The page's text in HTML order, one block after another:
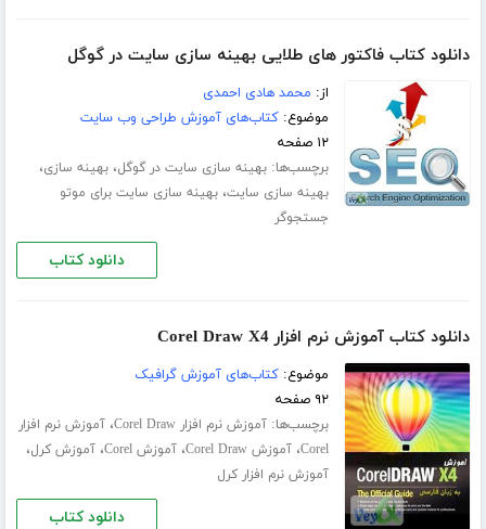
دانلود کتاب فاکتور های طلایی بهینه سازی سایت در گوگل
از: محمد هادی احمدی
موضوع:کتاب‌های آموزش طراحی وب سایت
۱۲ صفحه
برچسب‌ها:بهینه سازی سایت در گوگل،بهینه سازی،
بهینه سازی سایت،بهینه سازی سایت برای موتو
جستجوگر
دانلود کتاب
دانلود کتاب آموزش نرم افزار Corel Draw X4
موضوع:کتاب‌های آموزش گرافیک
۹۲ صفحه
برچسب‌ها:آموزش نرم افزار Corel Draw ،آموزش نرم افزار
Corel،آموزش Corel Draw ،آموزش Corel ،آموزش کرل،
آموزش نرم افزار کرل
دانلود کتاب